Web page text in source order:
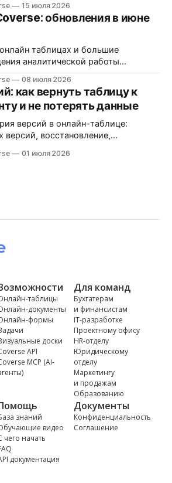
15 июля 2026
обновления в июне
таблицах и большие
аналитической работы
08 июля 2026
как вернуть таблицу к
и не потерять данные
версий в онлайн-таблице:
восстановление,
01 июля 2026
таблицы
документы
формы
доски
API
MCP (AI-
знаний
видео
чего начать
документация
Для команд
Бухгатерам
и финансистам
IT-разработке
Проектному офису
HR-отделу
Юридическому
отделу
Маркетингу
и продажам
Образованию
Документы
Конфиденциальность
Соглашение